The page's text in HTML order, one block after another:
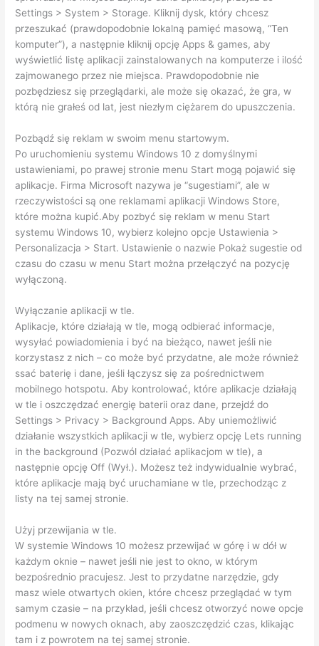
Settings > System > Storage. Kliknij dysk, który chcesz
przeszukać (prawdopodobnie lokalną pamięć masową, “Ten
komputer”), a następnie kliknij opcję Apps & games, aby
wyświetlić listę aplikacji zainstalowanych na komputerze i ilość
zajmowanego przez nie miejsca. Prawdopodobnie nie
pozbędziesz się przeglądarki, ale może się okazać, że gra, w
którą nie grałeś od lat, jest niezłym ciężarem do upuszczenia.
Pozbądź się reklam w swoim menu startowym.
Po uruchomieniu systemu Windows 10 z domyślnymi
ustawieniami, po prawej stronie menu Start mogą pojawić się
aplikacje. Firma Microsoft nazywa je “sugestiami”, ale w
rzeczywistości są one reklamami aplikacji Windows Store,
które można kupić.Aby pozbyć się reklam w menu Start
systemu Windows 10, wybierz kolejno opcje Ustawienia >
Personalizacja > Start. Ustawienie o nazwie Pokaż sugestie od
czasu do czasu w menu Start można przełączyć na pozycję
wyłączoną.
Wyłączanie aplikacji w tle.
Aplikacje, które działają w tle, mogą odbierać informacje,
wysyłać powiadomienia i być na bieżąco, nawet jeśli nie
korzystasz z nich – co może być przydatne, ale może również
ssać baterię i dane, jeśli łączysz się za pośrednictwem
mobilnego hotspotu. Aby kontrolować, które aplikacje działają
w tle i oszczędzać energię baterii oraz dane, przejdź do
Settings > Privacy > Background Apps. Aby uniemożliwić
działanie wszystkich aplikacji w tle, wybierz opcję Lets running
in the background (Pozwól działać aplikacjom w tle), a
następnie opcję Off (Wył.). Możesz też indywidualnie wybrać,
które aplikacje mają być uruchamiane w tle, przechodząc z
listy na tej samej stronie.
Użyj przewijania w tle.
W systemie Windows 10 możesz przewijać w górę i w dół w
każdym oknie – nawet jeśli nie jest to okno, w którym
bezpośrednio pracujesz. Jest to przydatne narzędzie, gdy
masz wiele otwartych okien, które chcesz przeglądać w tym
samym czasie – na przykład, jeśli chcesz otworzyć nowe opcje
podmenu w nowych oknach, aby zaoszczędzić czas, klikając
tam i z powrotem na tej samej stronie.